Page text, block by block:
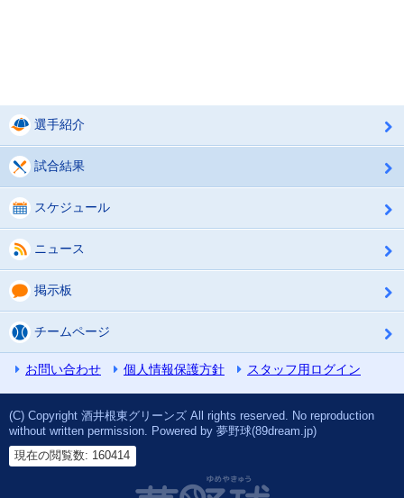
選手紹介
試合結果
スケジュール
ニュース
掲示板
チームページ
お問い合わせ 個人情報保護方針 スタッフ用ログイン
(C) Copyright 酒井根東グリーンズ All rights reserved. No reproduction
without written permission. Powered by 夢野球(89dream.jp)
現在の閲覧数: 160414